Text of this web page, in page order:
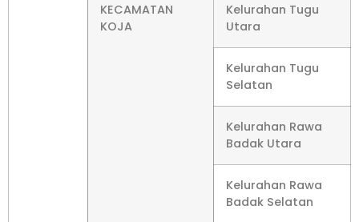
KECAMATAN
KOJA
Kelurahan Tugu
Utara
Kelurahan Tugu
Selatan
Kelurahan Rawa
Badak Utara
Kelurahan Rawa
Badak Selatan